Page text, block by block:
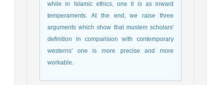
while in Islamic ethics, one it is as inward
temperaments. At the end, we raise three
arguments which show that muslem scholars'
definition in comparision with contemporary
westerns' one is more precise and more
workable.